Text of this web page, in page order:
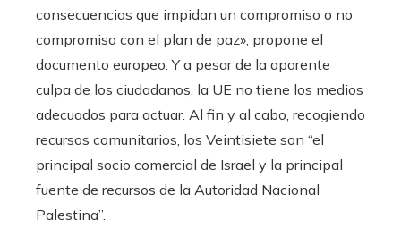
consecuencias que impidan un compromiso o no
compromiso con el plan de paz», propone el
documento europeo. Y a pesar de la aparente
culpa de los ciudadanos, la UE no tiene los medios
adecuados para actuar. Al fin y al cabo, recogiendo
recursos comunitarios, los Veintisiete son “el
principal socio comercial de Israel y la principal
fuente de recursos de la Autoridad Nacional
Palestina”.